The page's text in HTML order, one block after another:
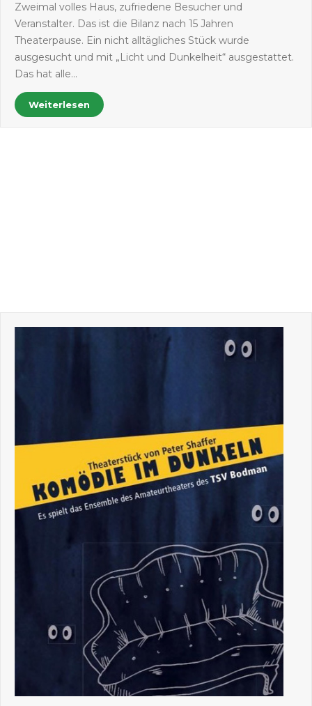
Zweimal volles Haus, zufriedene Besucher und
Veranstalter. Das ist die Bilanz nach 15 Jahren
Theaterpause. Ein nicht alltägliches Stück wurde
ausgesucht und mit „Licht und Dunkelheit“ ausgestattet.
Das hat alle…
Weiterlesen